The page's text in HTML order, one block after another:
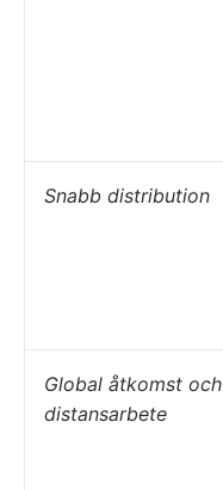
Snabb distribution
Global åtkomst och
distansarbete